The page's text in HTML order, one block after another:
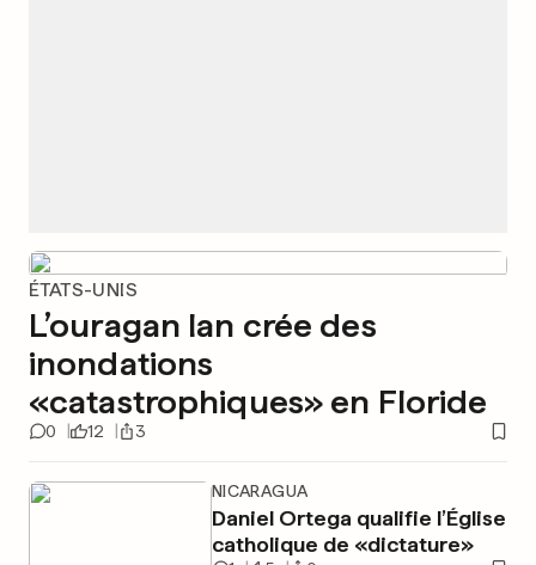
ÉTATS-UNIS
L’ouragan Ian crée des
inondations
«catastrophiques» en Floride
0 12 3
NICARAGUA
Daniel Ortega qualifie l’Église
catholique de «dictature»